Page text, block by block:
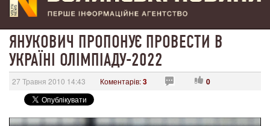
ЯНУКОВИЧ ПРОПОНУЄ ПРОВЕСТИ В
УКРАЇНІ ОЛІМПІАДУ-2022
27 Травня 2010 14:43 Коментарів:3 0